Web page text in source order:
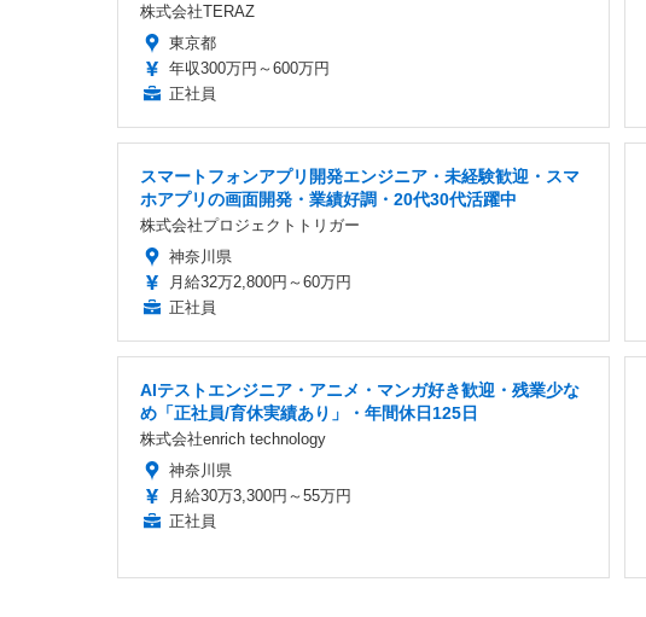
株式会社TERAZ
東京都
年収300万円～600万円
正社員
スマートフォンアプリ開発エンジニア・未経験歓迎・スマ
ホアプリの画面開発・業績好調・20代30代活躍中
株式会社プロジェクトトリガー
神奈川県
月給32万2,800円～60万円
正社員
AIテストエンジニア・アニメ・マンガ好き歓迎・残業少な
め「正社員/育休実績あり」・年間休日125日
株式会社enrich technology
神奈川県
月給30万3,300円～55万円
正社員